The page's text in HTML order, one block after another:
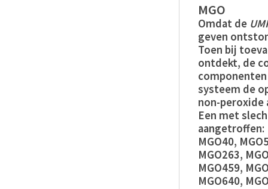
MGO
Omdat de
geven
Toen bij
ontdekt, de
systeem de
non-
Een met
aangetroffen:
MGO40,
MGO263,
MGO459,
MGO640,